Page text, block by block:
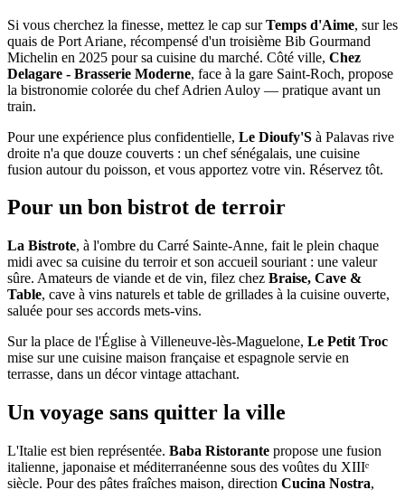
Si vous cherchez la finesse, mettez le cap surTemps d'Aime, sur les
quais de Port Ariane, récompensé d'un troisième Bib Gourmand
Michelin en 2025 pour sa cuisine du marché. Côté ville, Chez
Delagare - Brasserie Moderne, face à la gare Saint-Roch, propose
la bistronomie colorée du chef Adrien Auloy — pratique avant un
train.
Pour une expérience plus confidentielle, Le Dioufy'S à Palavas rive
droite n'a que douze couverts : un chef sénégalais, une cuisine
fusion autour du poisson, et vous apportez votre vin. Réservez tôt.
Pour un bon bistrot de terroir
La Bistrote, à l'ombre du Carré Sainte-Anne, fait le plein chaque
midi avec sa cuisine du terroir et son accueil souriant : une valeur
sûre. Amateurs de viande et de vin, filez chez Braise, Cave &
Table, cave à vins naturels et table de grillades à la cuisine ouverte,
saluée pour ses accords mets-vins.
Sur la place de l'Église à Villeneuve-lès-Maguelone, Le Petit Troc
mise sur une cuisine maison française et espagnole servie en
terrasse, dans un décor vintage attachant.
Un voyage sans quitter la ville
L'Italie est bien représentée. Baba Ristorante propose une fusion
italienne, japonaise et méditerranéenne sous des voûtes du XIIIᵉ
siècle. Pour des pâtes fraîches maison, direction Cucina Nostra,